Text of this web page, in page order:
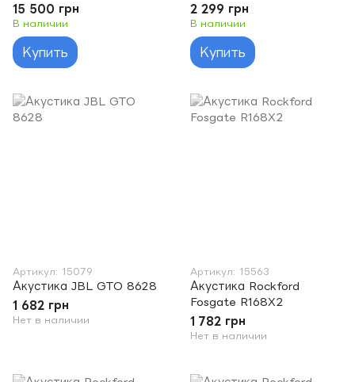
15 500 грн
В наличии
Купить
2 299 грн
В наличии
Купить
Артикул: 15079
Акустика JBL GTO 8628
1 682 грн
Нет в наличии
Артикул: 15563
Акустика Rockford
Fosgate R168X2
1 782 грн
Нет в наличии